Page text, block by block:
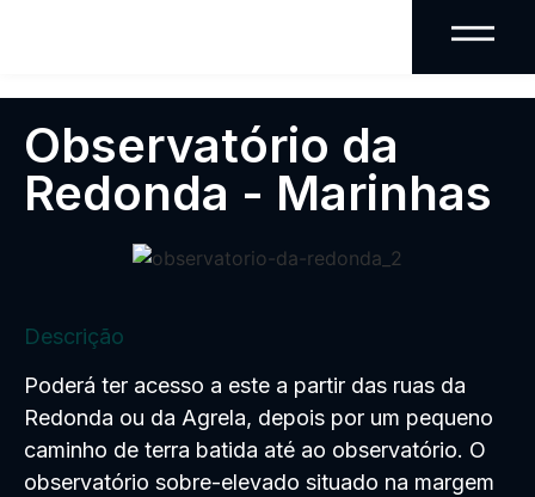
Observatório da
Redonda - Marinhas
Descrição
Poderá ter acesso a este a partir das ruas da
Redonda ou da Agrela, depois por um pequeno
caminho de terra batida até ao observatório. O
observatório sobre-elevado situado na margem